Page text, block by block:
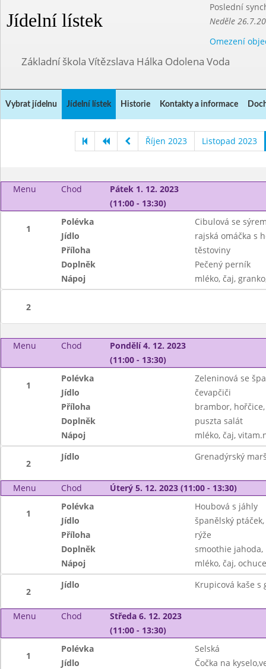
Jídelní lístek
Poslední
Neděle
Omezení
Základní škola Vítězslava Hálka Odolena Voda
Vybrat jídelnu Jídelní lístek Historie Kontakty a informace
Říjen 2023 Listopad 2023
Menu Chod
Pátek 1. 12. 2023
(11:00 - 13:30)
1
Polévka
Cibulová se
Jídlo
rajská omáčka s
Příloha
těstoviny
Doplněk
Pečený perník
Nápoj
mléko, čaj,
2
Menu Chod
Pondělí 4. 12. 2023
(11:00 - 13:30)
1
Polévka
Zeleninová se
Jídlo
čevapčiči
Příloha
brambor,
Doplněk
puszta salát
Nápoj
mléko, čaj,
2
Jídlo Grenadýrský
Menu Chod Úterý 5. 12. 2023 (11:00 - 13:30)
1
Polévka
Houbová s jáhly
Jídlo
španělský
Příloha
rýže
Doplněk
smoothie
Nápoj
mléko, čaj,
2
Jídlo Krupicová kaše s
Menu Chod
Středa 6. 12. 2023
(11:00 - 13:30)
1
Polévka
Selská
Jídlo
Čočka na